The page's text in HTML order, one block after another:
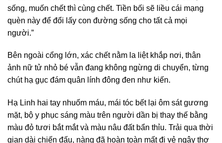
sống, muốn chết thì cùng chết. Tiền bối sẽ liều cái mạng
quèn này để đổi lấy con đường sống cho tất cả mọi
người.”
Bên ngoài cổng lớn, xác chết nằm la liệt khắp nơi, thân
ảnh nữ tử nhỏ bé vẫn đang không ngừng di chuyển, từng
chút hạ gục đám quân lính đông đen như kiến.
Hạ Linh hai tay nhuốm máu, mái tóc bết lại ôm sát gương
mặt, bộ y phục sáng màu trên người dần bị thay thế bằng
màu đỏ tươi bắt mắt và màu nâu đất bẩn thỉu. Trải qua thời
gian dài chiến đấu, nàng đã hoàn toàn mất đi vẻ ngây thơ